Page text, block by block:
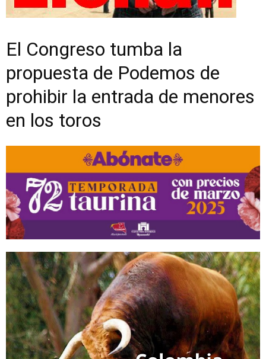
El Congreso tumba la
propuesta de Podemos de
prohibir la entrada de menores
en los toros